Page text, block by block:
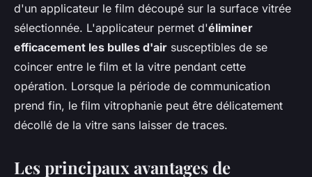
d'un applicateur le film découpé sur la surface vitrée
sélectionnée. L'applicateur permet d'éliminer
efficacement les bulles d'air susceptibles de se
coincer entre le film et la vitre pendant cette
opération. Lorsque la période de communication
prend fin, le film vitrophanie peut être délicatement
décollé de la vitre sans laisser de traces.
Les principaux avantages de